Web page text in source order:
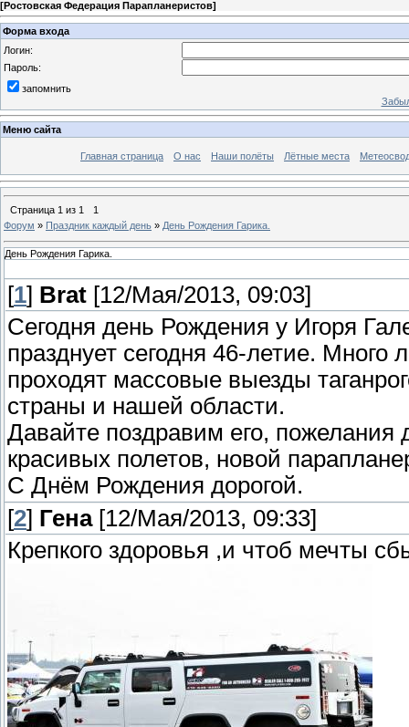
[Ростовская Федерация Парапланеристов]
Форма входа
Логин:
Пароль:
запомнить
Меню сайта
Главная страница О нас Наши полёты Лётные места
Страница 1 из 1
1
Форум » Праздник каждый день » День Рождения Гарика.
День Рождения Гарика.
[1] Brat [12/Мая/2013, 09:03]
Сегодня день Рождения у Игоря
празднует сегодня 46-летие. Много
проходят массовые выезды
страны и нашей области.
Давайте поздравим его, пожелания
красивых полетов, новой
С Днём Рождения дорогой.
[2] Гена[12/Мая/2013, 09:33]
Крепкого здоровья ,и чтоб мечты